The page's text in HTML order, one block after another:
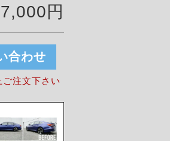
円
合わせ
ご注文下さい